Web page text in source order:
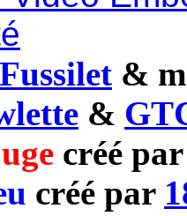
Fussilet &
&
créé
créé par